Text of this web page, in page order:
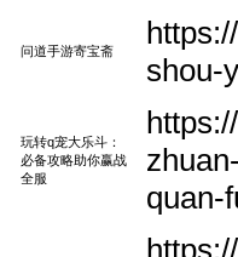
问道手游寄宝斋
shou-
玩转q宠大乐斗：
必备攻略助你赢战
全服
quan-